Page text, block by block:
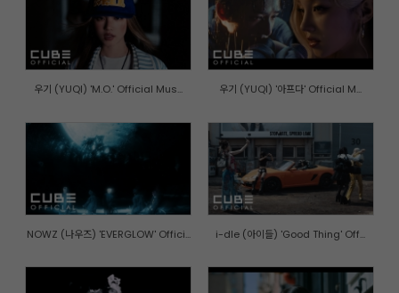
우기 (YUQI) 'M.O.' Official Mus... 우기 (YUQI) '아프다' Official M...
NOWZ (나우즈) 'EVERGLOW' Offici... i-dle (아이들) 'Good Thing' Off...